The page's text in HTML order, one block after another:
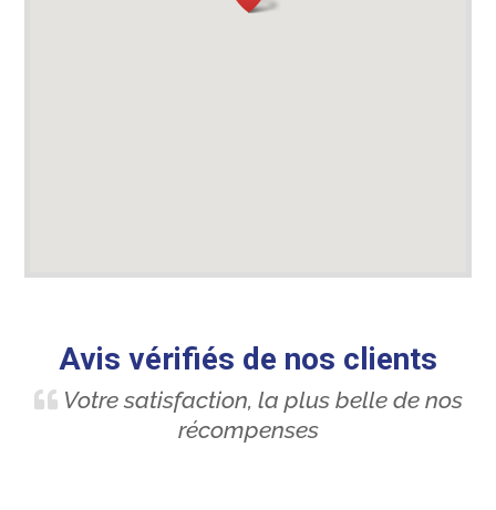
Avis vérifiés de nos clients
Votre satisfaction, la plus belle de nos
récompenses